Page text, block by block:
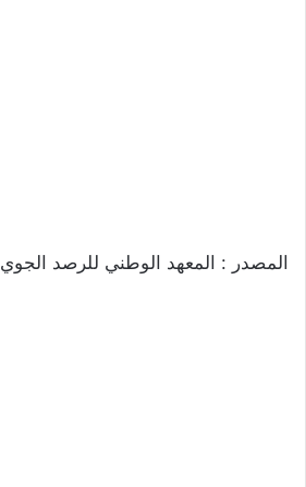
المصدر : المعهد الوطني للرصد الجوي